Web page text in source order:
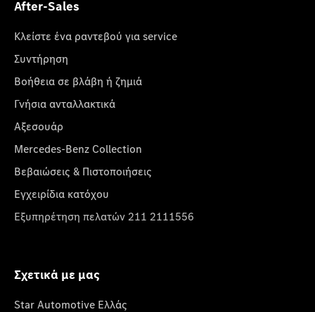
After-Sales
Κλείστε ένα ραντεβού για service
Συντήρηση
Βοήθεια σε βλάβη ή ζημιά
Γνήσια ανταλλακτικά
Αξεσουάρ
Mercedes-Benz Collection
Βεβαιώσεις & Πιστοποιήσεις
Εγχειρίδια κατόχου
Εξυπηρέτηση πελατών 211 2111556
Σχετικά με μας
Star Automotive Ελλάς